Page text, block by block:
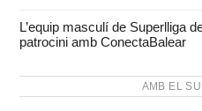
L’equip masculí de Superlliga
patrocini amb ConectaBalear
AMB EL